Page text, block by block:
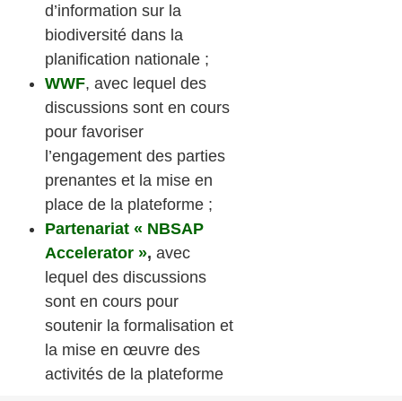
d’information sur la
biodiversité dans la
planification nationale ;
WWF, avec lequel des
discussions sont en cours
pour favoriser
l’engagement des parties
prenantes et la mise en
place de la plateforme ;
Partenariat « NBSAP
Accelerator », avec
lequel des discussions
sont en cours pour
soutenir la formalisation et
la mise en œuvre des
activités de la plateforme